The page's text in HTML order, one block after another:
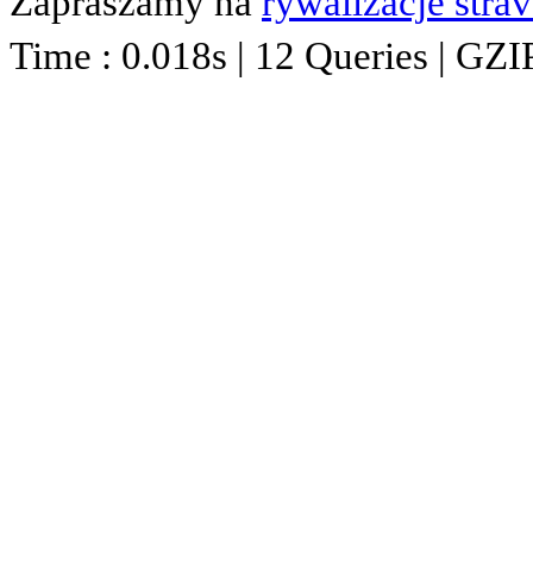
Time : 0.018s | 12 Queries |